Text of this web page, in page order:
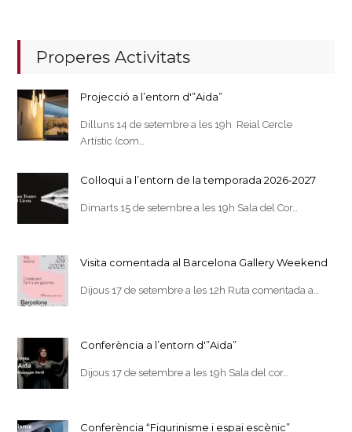
Properes Activitats
Projecció a l’entorn d'”Aida”
Dilluns 14 de setembre a les 19h Reial Cercle
Artístic (com…
Col·loqui a l’entorn de la temporada 2026-2027
Dimarts 15 de setembre a les 19h Sala del Cor…
Visita comentada al Barcelona Gallery Weekend
Dijous 17 de setembre a les 12h Ruta comentada a…
Conferència a l’entorn d'”Aida”
Dijous 17 de setembre a les 19h Sala del cor…
Conferència “Figurinisme i espai escènic”